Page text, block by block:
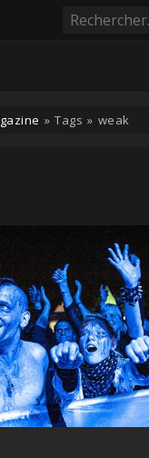
» Tags » weak
des cookies